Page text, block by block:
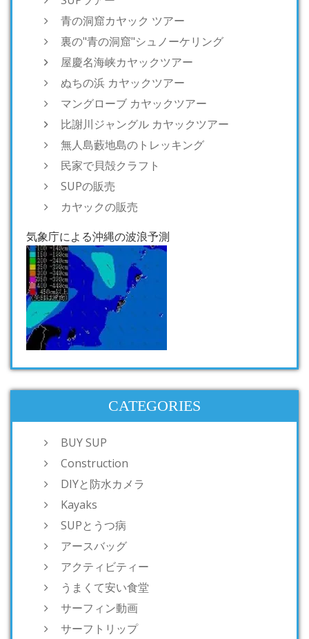
青の洞窟カヤック ツアー
裏の"青の洞窟"シュノーケリング
屋慶名海峡カヤックツアー
ぬちの浜 カヤックツアー
マングローブ カヤックツアー
比謝川ジャングル カヤックツアー
無人島藪地島のトレッキング
民家で貝殻クラフト
SUPの販売
カヤックの販売
気象庁による沖縄の波浪予測
CATEGORIES
BUY SUP
Construction
DIYと防水カメラ
Kayaks
SUPとうつ病
アースバッグ
アクティビティー
うまくて安い食堂
サーフィン動画
サーフトリップ